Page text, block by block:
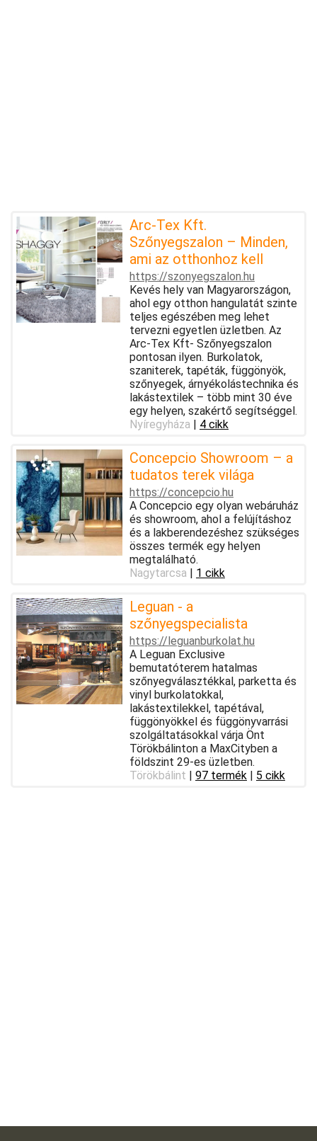
Arc-Tex Kft.
Szőnyegszalon – Minden,
ami az otthonhoz kell
https://szonyegszalon.hu
Kevés hely van Magyarországon,
ahol egy otthon hangulatát szinte
teljes egészében meg lehet
tervezni egyetlen üzletben. Az
Arc-Tex Kft- Szőnyegszalon
pontosan ilyen. Burkolatok,
szaniterek, tapéták, függönyök,
szőnyegek, árnyékolástechnika és
lakástextilek – több mint 30 éve
egy helyen, szakértő segítséggel.
Nyíregyháza | 4 cikk
Concepcio Showroom – a
tudatos terek világa
https://concepcio.hu
A Concepcio egy olyan webáruház
és showroom, ahol a felújításhoz
és a lakberendezéshez szükséges
összes termék egy helyen
megtalálható.
Nagytarcsa | 1 cikk
Leguan - a
szőnyegspecialista
https://leguanburkolat.hu
A Leguan Exclusive
bemutatóterem hatalmas
szőnyegválasztékkal, parketta és
vinyl burkolatokkal,
lakástextilekkel, tapétával,
függönyökkel és függönyvarrási
szolgáltatásokkal várja Önt
Törökbálinton a MaxCityben a
földszint 29-es üzletben.
Törökbálint | 97 termék | 5 cikk